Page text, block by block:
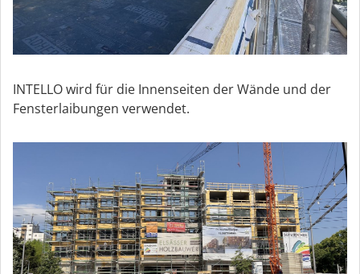
INTELLO wird für die Innenseiten der Wände und der
Fensterlaibungen verwendet.